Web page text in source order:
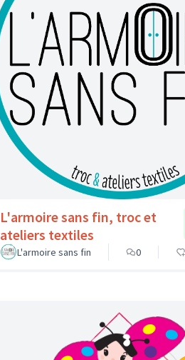
L'armoire sans fin, troc et
ateliers textiles
L'armoire sans fin
0